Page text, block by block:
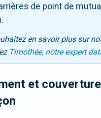
de point de
en savoir plus sur
Timothée, notre expert
et